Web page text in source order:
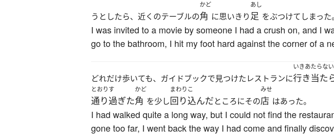
うとしたら、近くのテーブルの
かど
角 に思いきり
あし
足 をぶつけてしまった。
I was invited to a movie by someone I had a crush on, and I
go to the bathroom, I hit my foot hard against the corner of a
どれだけ歩いても、ガイドブックで見つけたレストランに
いきあたらな
行き当た
とおりす
通り過ぎた
かど
角 を少し
まわりこ
回り込んだところにその
みせ
店 はあった。
I had walked quite a long way, but I could not find the
gone too far, I went back the way I had come and finally